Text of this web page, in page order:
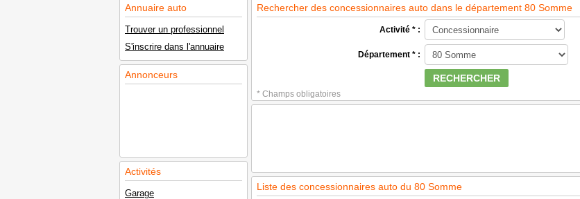
Annuaire auto
Trouver un professionnel
S'inscrire dans l'annuaire
Annonceurs
Activités
Garage
Rechercher des concessionnaires auto dans le département 80 Somme
Activité * :
Département * :
RECHERCHER
* Champs obligatoires
Liste des concessionnaires auto du 80 Somme